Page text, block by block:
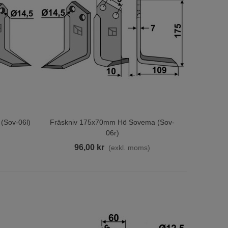
06l) Lägg Till I Varukorgen
Fräskniv 175x70mm Hö Sovema (sov-
06r)
96,00 kr (exkl. moms)